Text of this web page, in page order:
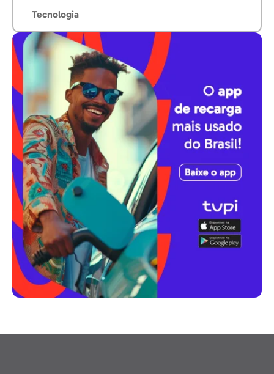
Tecnologia